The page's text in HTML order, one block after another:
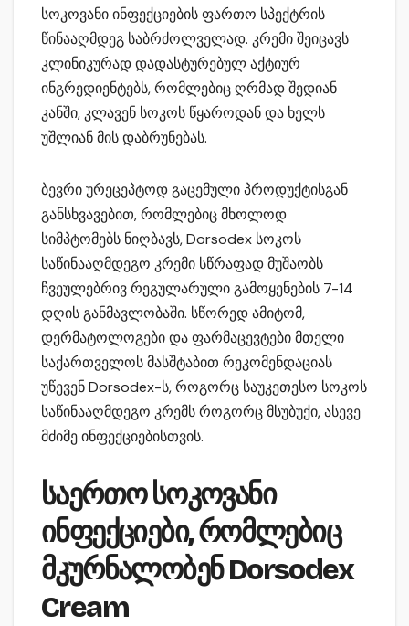
სოკოვანი ინფექციების ფართო სპექტრის
წინააღმდეგ საბრძოლველად. კრემი შეიცავს
კლინიკურად დადასტურებულ აქტიურ
ინგრედიენტებს, რომლებიც ღრმად შედიან
კანში, კლავენ სოკოს წყაროდან და ხელს
უშლიან მის დაბრუნებას.
ბევრი ურეცეპტოდ გაცემული პროდუქტისგან
განსხვავებით, რომლებიც მხოლოდ
სიმპტომებს ნიღბავს, Dorsodex სოკოს
საწინააღმდეგო კრემი სწრაფად მუშაობს
ჩვეულებრივ რეგულარული გამოყენების 7-14
დღის განმავლობაში. სწორედ ამიტომ,
დერმატოლოგები და ფარმაცევტები მთელი
საქართველოს მასშტაბით რეკომენდაციას
უწევენ Dorsodex-ს, როგორც საუკეთესო სოკოს
საწინააღმდეგო კრემს როგორც მსუბუქი, ასევე
მძიმე ინფექციებისთვის.
საერთო სოკოვანი
ინფექციები, რომლებიც
მკურნალობენ Dorsodex
Cream